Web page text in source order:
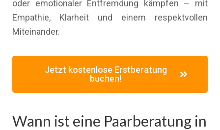
oder emotionaler Entfremdung kämpfen – mit
Empathie, Klarheit und einem respektvollen
Miteinander.
Jetzt kostenlose Erstberatung
buchen!
Wann ist eine Paarberatung in